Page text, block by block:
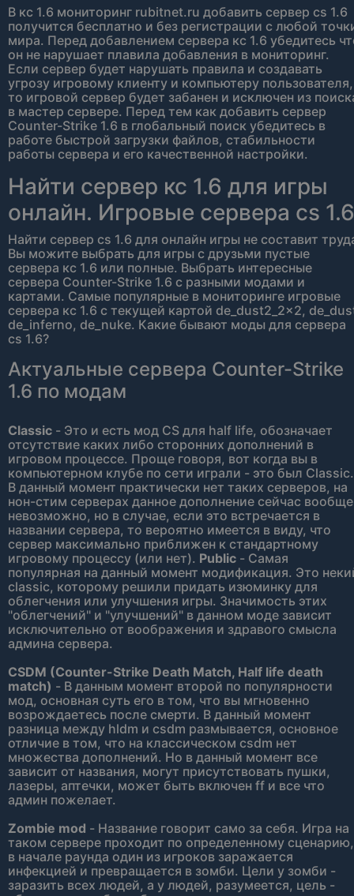
В кс 1.6 мониторинг rubitnet.ru добавить сервер cs 1.6
получится бесплатно и без регистрации с любой
мира. Перед добавлением сервера кс 1.6 убедитесь
он не нарушает плавила добавления в мониторинг.
Если сервер будет нарушать правила и создавать
угрозу игровому клиенту и компьютеру пользователя,
то игровой сервер будет забанен и исключен из
в мастер сервере. Перед тем как добавить сервер
Counter-Strike 1.6 в глобальный поиск убедитесь в
работе быстрой загрузки файлов, стабильности
работы сервера и его качественной настройки.
Найти сервер кс 1.6 для игры
онлайн. Игровые сервера cs 1.6
Найти сервер cs 1.6 для онлайн игры не составит
Вы можите выбрать для игры с друзьми пустые
сервера кс 1.6 или полные. Выбрать интересные
сервера Counter-Strike 1.6 с разными модами и
картами. Самые популярные в мониторинге игровые
сервера кс 1.6 с текущей картой de_dust2_2x2,
de_inferno, de_nuke. Какие бывают моды для сервера
cs 1.6?
Актуальные сервера Counter-Strike
1.6 по модам
Classic - Это и есть мод CS для half life, обозначает
отсутствие каких либо сторонних дополнений в
игровом процессе. Проще говоря, вот когда вы в
компьютерном клубе по сети играли - это был Classic.
В данный момент практически нет таких серверов, на
нон-стим серверах данное дополнение сейчас вообще
невозможно, но в случае, если это встречается в
названии сервера, то вероятно имеется в виду, что
сервер максимально приближен к стандартному
игровому процессу (или нет). Public - Самая
популярная на данный момент модификация. Это
classic, которому решили придать изюминку для
облегчения или улучшения игры. Значимость этих
"облегчений" и "улучшений" в данном моде зависит
исключительно от воображения и здравого смысла
админа сервера.
CSDM (Counter-Strike Death Match, Half life death
match) - В данным момент второй по популярности
мод, основная суть его в том, что вы мгновенно
возрождаетесь после смерти. В данный момент
разница между hldm и csdm размывается, основное
отличие в том, что на классическом csdm нет
множества дополнений. Но в данный момент все
зависит от названия, могут присутствовать пушки,
лазеры, аптечки, может быть включен ff и все что
админ пожелает.
Zombie mod - Название говорит само за себя. Игра на
таком сервере проходит по определенному сценарию,
в начале раунда один из игроков заражается
инфекцией и превращается в зомби. Цели у зомби -
заразить всех людей, а у людей, разумеется, цель -